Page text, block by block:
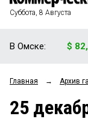
ФИНАНСЫ
ОБЩЕСТВО
ЗАКОН
Суббота, 8 Августа
В Омске: $
Главная → Архив
25